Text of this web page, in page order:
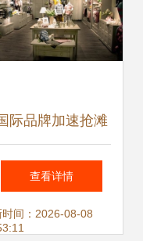
际品牌加速抢滩
中国童装市场，服
服饰零售格局生
查看详情
时间：2026-08-08